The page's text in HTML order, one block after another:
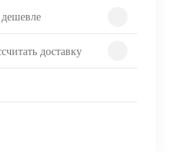
доставку